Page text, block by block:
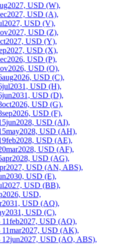
USD (W),
USD (A),
USD (V),
USD (Z),
USD (Y),
USD (X),
USD (P),
USD (O),
USD (C),
USD (H),
USD (D),
USD (G),
USD (F),
USD (AI),
USD (AH),
USD (AE),
USD (AF),
USD (AG),
USD (AN, ABS),
USD (E),
USD (BB),
USD,
USD (AQ),
USD (C),
USD (AQ),
11mar2027, USD (AK),
12jun2027, USD (AO, ABS),